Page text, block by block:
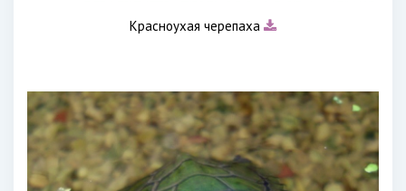
Красноухая черепаха